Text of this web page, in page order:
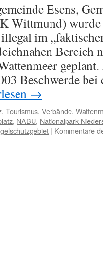
Esens,
Wittmund)
im
Bereich
Beschwerde
→
, Tourismus, Verbände,
, NABU, Nationalpark
| Kommentare